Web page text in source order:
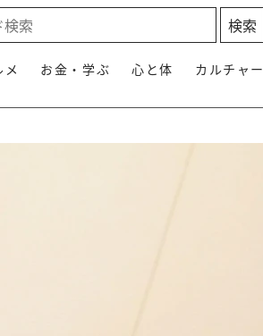
お金・学ぶ 心と体 カルチャー